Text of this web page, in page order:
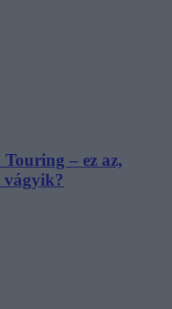
– ez az,
vágyik?